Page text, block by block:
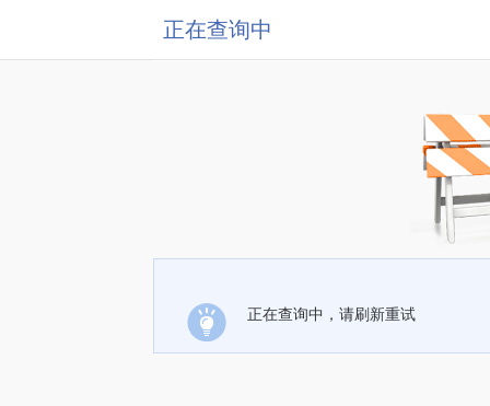
正在查询中
正在查询中，请刷新重试